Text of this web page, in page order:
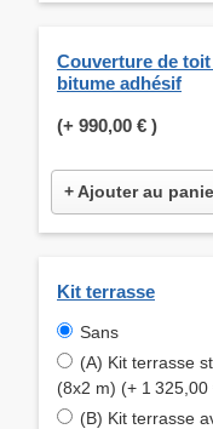
Couverture de
bitume adhésif
(+ 990,00 € )
+ Ajouter au
Kit terrasse
Sans
(A) Kit terrasse
(8x2 m) (+ 1 325,00
(B) Kit terrasse